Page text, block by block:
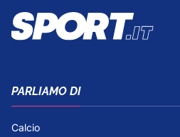
PARLIAMO DI
Calcio